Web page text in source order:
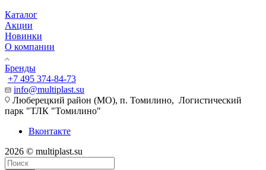
Каталог
Акции
Новинки
О компании
Бренды
+7 495 374-84-73
info@multiplast.su
Люберецкий район (МО), п. Томилино, Логистический
парк "ТЛК "Томилино"
Вконтакте
2026 © multiplast.su